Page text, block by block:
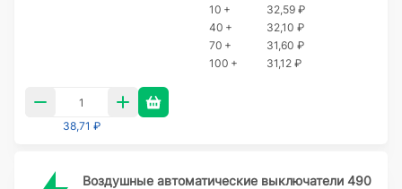
10 +
32,59 ₽
40 +
32,10 ₽
70 +
31,60 ₽
100 +
31,12 ₽
38,71 ₽
Воздушные автоматические выключатели 490